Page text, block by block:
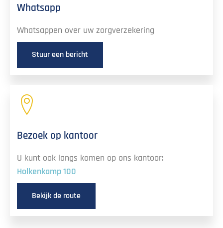
Whatsapp
Whatsappen over uw zorgverzekering
Stuur een bericht
Bezoek op kantoor
U kunt ook langs komen op ons kantoor:
Holkenkamp 100
Bekijk de route